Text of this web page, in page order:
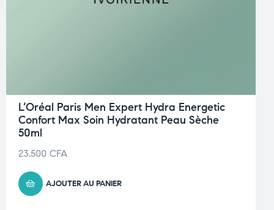
L’Oréal Paris Men Expert Hydra Energetic
Confort Max Soin Hydratant Peau Sèche
50ml
23.500 CFA
AJOUTER AU PANIER